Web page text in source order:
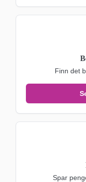
Finn det
Spar